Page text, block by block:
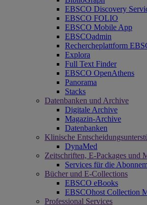
EBSCO Discovery
EBSCO FOLIO
EBSCO Mobile App
EBSCOadmin
Rechercheplattform
Explora
Full Text Finder
EBSCO OpenAthens
Panorama
Stacks
Datenbanken und Archive
Digitale Archive
Magazin-Archive
Datenbanken
Klinische
DynaMed
Zeitschriften, E-Packages und
Services für die
Bücher und E-Collections
EBSCO eBooks
EBSCOhost Collection
Professional Services